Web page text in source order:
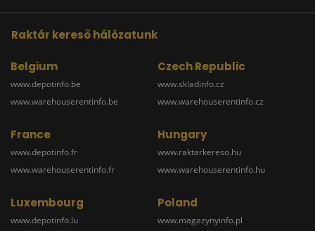
Raktár kereső hálózatunk
Belgium
www.depotinfo.be
www.warehouserentinfo.be
Czech Republic
www.skladinfo.cz
www.warehouserentinfo.cz
France
www.depotinfo.fr
www.warehouserentinfo.fr
Hungary
www.raktarkereso.hu
www.warehouserentinfo.hu
Luxembourg
www.depotinfo.lu
Poland
www.magazynyinfo.pl